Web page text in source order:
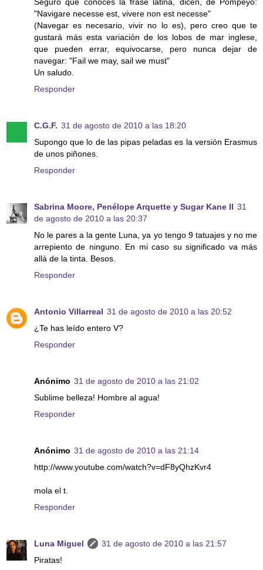
"Navigare necesse est, vivere non est necesse"
(Navegar es necesario, vivir no lo es), pero creo que te
gustará más esta variación de los lobos de mar inglese,
que pueden errar, equivocarse, pero nunca dejar de
navegar: "Fail we may, sail we must"
Un saludo.
Responder
C.G.F. 31 de agosto de 2010 a las 18:20
Supongo que lo de las pipas peladas es la versión Erasmus
de unos piñones.
Responder
Sabrina Moore, Penélope Arquette y Sugar Kane II 31
de agosto de 2010 a las 20:37
No le pares a la gente Luna, ya yo tengo 9 tatuajes y no me
arrepiento de ninguno. En mi caso su significado va más
allá de la tinta. Besos.
Responder
Antonio Villarreal 31 de agosto de 2010 a las 20:52
¿Te has leído entero V?
Responder
Anónimo 31 de agosto de 2010 a las 21:02
Sublime belleza! Hombre al agua!
Responder
Anónimo 31 de agosto de 2010 a las 21:14
http://www.youtube.com/watch?v=dF8yQhzKvr4
mola el t.
Responder
Luna Miguel
31 de agosto de 2010 a las 21:57
Piratas!